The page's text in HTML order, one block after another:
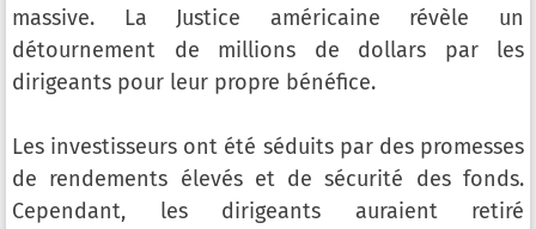
massive. La Justice américaine révèle un
détournement de millions de dollars par les
dirigeants pour leur propre bénéfice.
Les investisseurs ont été séduits par des promesses
de rendements élevés et de sécurité des fonds.
Cependant, les dirigeants auraient retiré